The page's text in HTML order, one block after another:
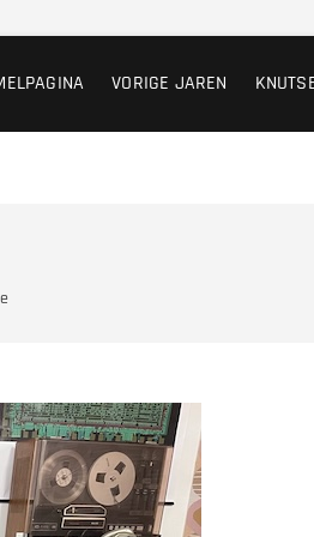
VORIGE JAREN